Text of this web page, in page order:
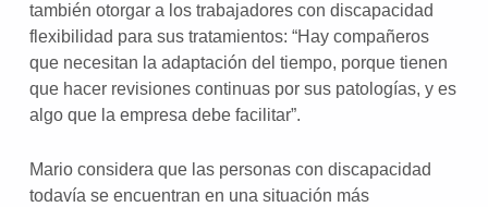
también otorgar a los trabajadores con discapacidad
flexibilidad para sus tratamientos: “Hay compañeros
que necesitan la adaptación del tiempo, porque tienen
que hacer revisiones continuas por sus patologías, y es
algo que la empresa debe facilitar”.
Mario considera que las personas con discapacidad
todavía se encuentran en una situación más